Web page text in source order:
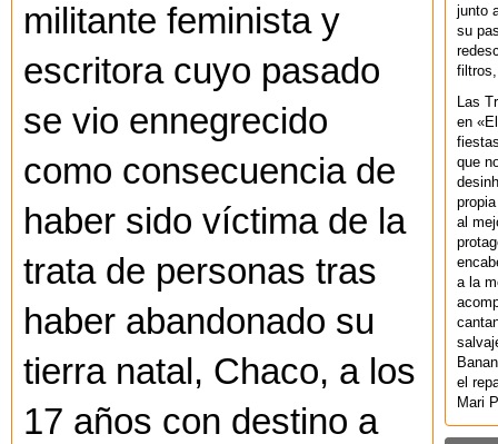
militante feminista y
escritora cuyo pasado
se vio ennegrecido
como consecuencia de
haber sido víctima de la
trata de personas tras
haber abandonado su
tierra natal, Chaco, a los
17 años con destino a
junto
su
filtros,
Las
en
que
al
a la
el
Mari